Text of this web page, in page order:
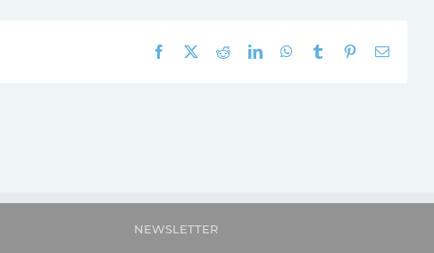
Facebook RedditLinkedInWhatsApp
Tumblr Pinterest
E-
NEWSLETTER